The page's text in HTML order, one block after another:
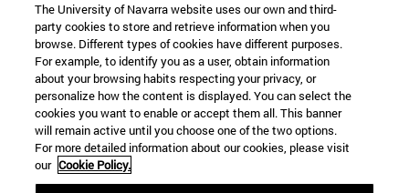
The University of Navarra website uses our own and third-
party cookies to store and retrieve information when you
browse. Different types of cookies have different purposes.
For example, to identify you as a user, obtain information
about your browsing habits respecting your privacy, or
personalize how the content is displayed. You can select the
cookies you want to enable or accept them all. This banner
will remain active until you choose one of the two options.
For more detailed information about our cookies, please visit
our Cookie Policy.